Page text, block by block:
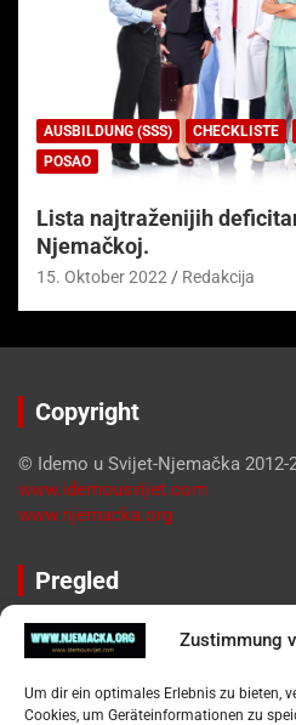
Zustimmung
Um dir ein optimales Erlebnis zu bieten,
Cookies, um Geräteinformationen zu
AUSBILDUNG (SSS) CHECKLISTE
POSAO
Lista najtraženijih
Njemačkoj.
15. Oktober 2022 Redakcija
Copyright
© Idemo u Svijet-Njemačka 2012-
www.idemousvijet.com
www.njemacka.org
Pregled
Impressum
Datenschutzerklärung
Widerufsbelehrung
Oglašavanje / Postavite svoj